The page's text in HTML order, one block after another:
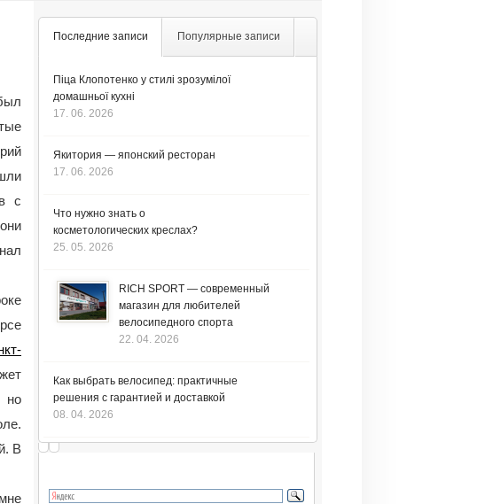
с
но
В
Последние записи Популярные записи
Піца Клопотенко у стилі зрозумілої
домашньої кухні
17. 06. 2026
Якитория — японский ресторан
17. 06. 2026
Что нужно знать о
косметологических креслах?
25. 05. 2026
RICH SPORT — современный
магазин для любителей
велосипедного спорта
22. 04. 2026
Как выбрать велосипед: практичные
решения с гарантией и доставкой
08. 04. 2026